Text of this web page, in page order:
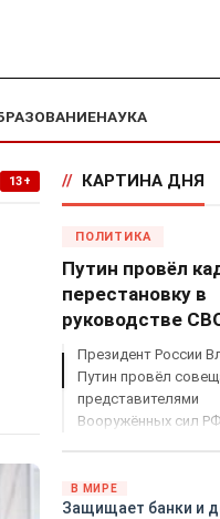
НАУКА
13+ // КАРТИНА ДНЯ
ПОЛИТИКА
Путин провёл
перестановку в
руководстве
Президент России
Путин провёл
представителями
Вооружённых сил
руководстве
В МИРЕ
Защищает банки и